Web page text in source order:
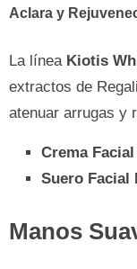
Aclara y
La línea Kiotis
extractos de
atenuar arrugas y
Crema
Suero Facial
Manos